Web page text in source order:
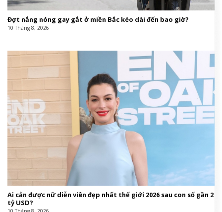
Đợt nắng nóng gay gắt ở miền Bắc kéo dài đến bao giờ?
10 Tháng 8, 2026
Ai cản được nữ diễn viên đẹp nhất thế giới 2026 sau con số gần 2
tỷ USD?